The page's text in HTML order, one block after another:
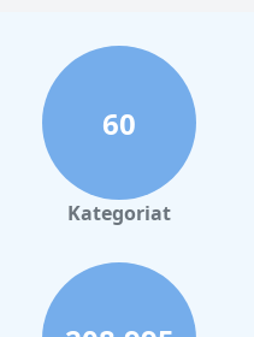
60
Kategoriat